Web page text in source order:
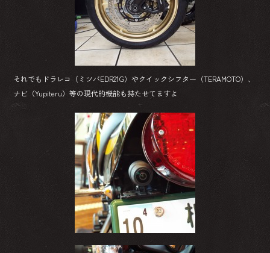
それでもドラレコ（ミツバEDR21G）やクイックシフター（TERAMOTO）、
ナビ（Yupiteru）等の現代的機能も持たせてますよ